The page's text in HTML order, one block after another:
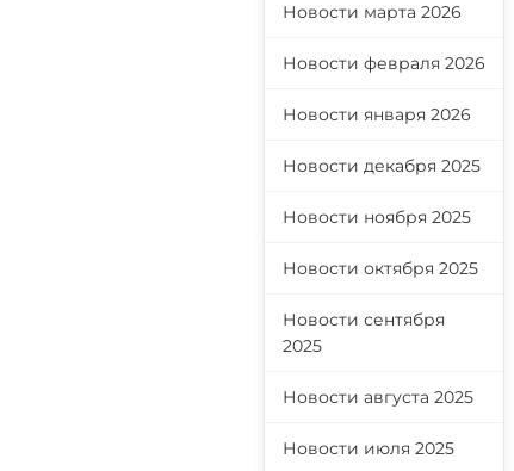
Новости марта 2026
Новости февраля 2026
Новости января 2026
Новости декабря 2025
Новости ноября 2025
Новости октября 2025
Новости сентября
2025
Новости августа 2025
Новости июля 2025